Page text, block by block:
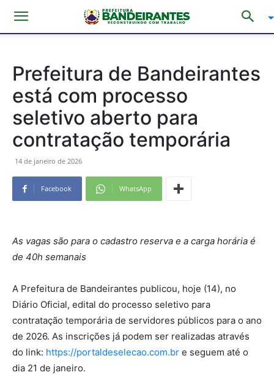
Prefeitura de Bandeirantes
está com processo
seletivo aberto para
contratação temporária
14 de janeiro de 2026
Facebook WhatsApp
As vagas são para o cadastro reserva e a carga horária é
de 40h semanais
A Prefeitura de Bandeirantes publicou, hoje (14), no
Diário Oficial, edital do processo seletivo para
contratação temporária de servidores públicos para o ano
de 2026. As inscrições já podem ser realizadas através
do link: https://portaldeselecao.com.br e seguem até o
dia 21 de janeiro.